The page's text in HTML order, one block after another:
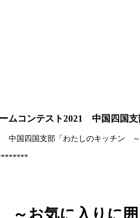
ムコンテスト2021 中国四国支
中国四国支部「わたしのキッチン
～お気に入りに囲